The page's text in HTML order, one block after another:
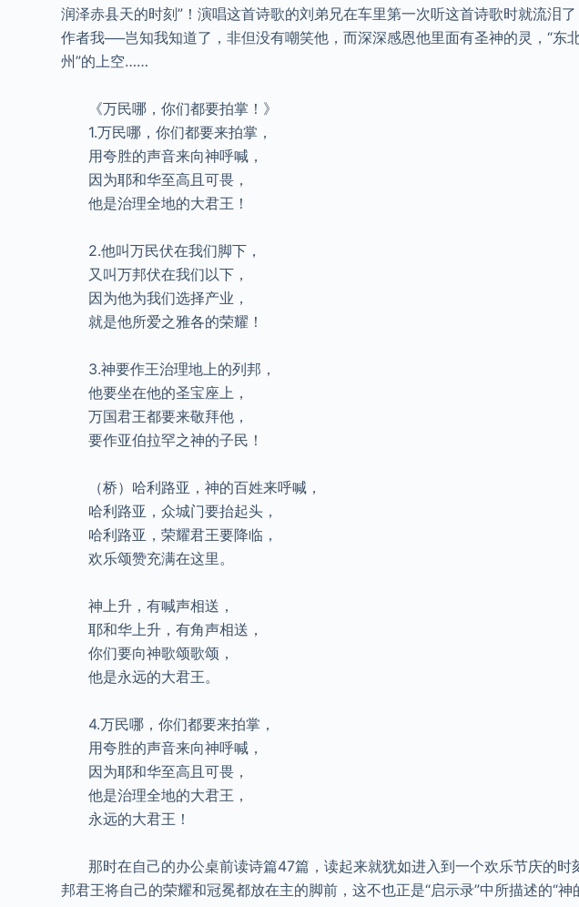
润泽赤县天的时刻”！演唱这首诗歌的刘弟兄在车里第一次听这首诗歌时就流泪
作者我──岂知我知道了，非但没有嘲笑他，而深深感恩他里面有圣神的灵，“东
州”的上空……
《万民哪，你们都要拍掌！》
1.万民哪，你们都要来拍掌，
用夸胜的声音来向神呼喊，
因为耶和华至高且可畏，
他是治理全地的大君王！
2.他叫万民伏在我们脚下，
又叫万邦伏在我们以下，
因为他为我们选择产业，
就是他所爱之雅各的荣耀！
3.神要作王治理地上的列邦，
他要坐在他的圣宝座上，
万国君王都要来敬拜他，
要作亚伯拉罕之神的子民！
（桥）哈利路亚，神的百姓来呼喊，
哈利路亚，众城门要抬起头，
哈利路亚，荣耀君王要降临，
欢乐颂赞充满在这里。
神上升，有喊声相送，
耶和华上升，有角声相送，
你们要向神歌颂歌颂，
他是永远的大君王。
4.万民哪，你们都要来拍掌，
用夸胜的声音来向神呼喊，
因为耶和华至高且可畏，
他是治理全地的大君王，
永远的大君王！
那时在自己的办公桌前读诗篇47篇，读起来就犹如进入到一个欢乐节庆的时
邦君王将自己的荣耀和冠冕都放在主的脚前，这不也正是“启示录”中所描述的“神